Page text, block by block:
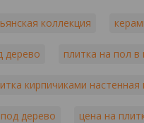
коллекция
дерево плитка на пол в
кирпичиками настенная
дерево цена на